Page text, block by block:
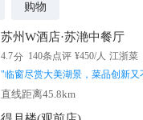
购物
苏州W酒店·苏滟中餐厅
4.7分 140条点评 ¥450/人 江浙菜
"临窗尽赏大美湖景，菜品创新又
直线距离45.8km